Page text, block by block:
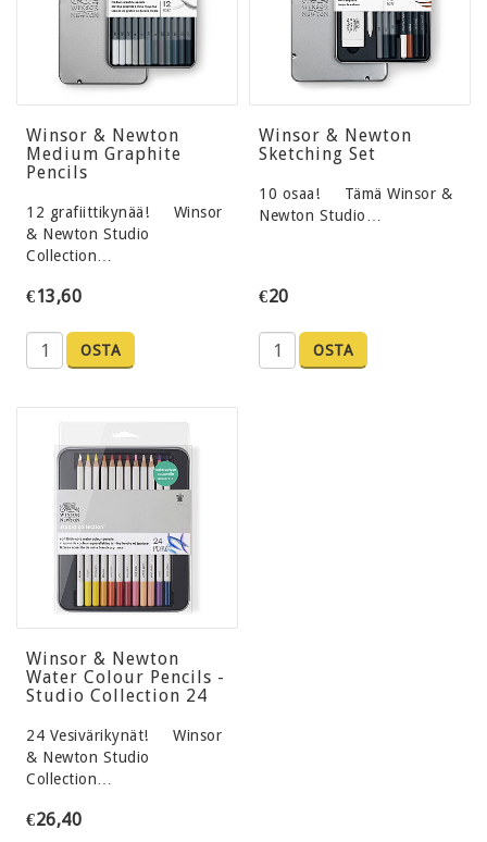
Winsor & Newton
Medium Graphite
Pencils
12 grafiittikynää! Winsor
& Newton Studio
Collection…
€13,60
OSTA
Winsor & Newton
Sketching Set
10 osaa! Tämä Winsor &
Newton Studio…
€20
OSTA
Winsor & Newton
Water Colour Pencils -
Studio Collection 24
24 Vesivärikynät! Winsor
& Newton Studio
Collection…
€26,40